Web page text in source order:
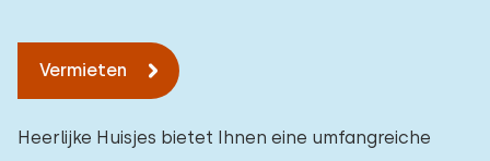
Vermieten
Heerlijke Huisjes bietet Ihnen eine umfangreiche